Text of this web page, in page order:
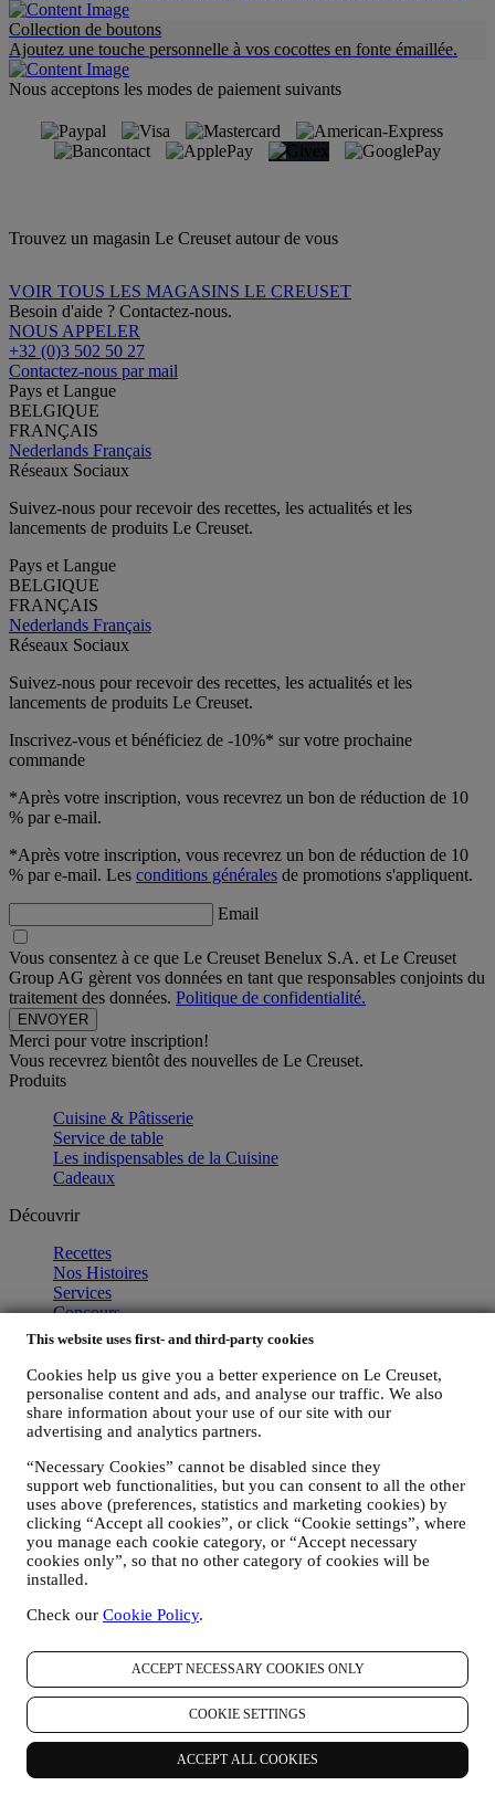
This website uses first- and third-party cookies
Cookies help us give you a better experience on Le Creuset,
personalise content and ads, and analyse our traffic. We also
share information about your use of our site with our
advertising and analytics partners.
“Necessary Cookies” cannot be disabled since they
support web functionalities, but you can consent to all the other
uses above (preferences, statistics and marketing cookies) by
clicking “Accept all cookies”, or click “Cookie settings”, where
you manage each cookie category, or “Accept necessary
cookies only”, so that no other category of cookies will be
installed.
Check our Cookie Policy.
ACCEPT NECESSARY COOKIES ONLY
COOKIE SETTINGS
ACCEPT ALL COOKIES
Collection de boutons
Ajoutez une touche personnelle à vos cocottes en fonte émaillée.
Nous acceptons les modes de paiement suivants
Trouvez un magasin Le Creuset autour de vous
VOIR TOUS LES MAGASINS LE CREUSET
Besoin d'aide ? Contactez-nous.
NOUS APPELER
+32 (0)3 502 50 27
Contactez-nous par mail
Pays et Langue
BELGIQUE
FRANÇAIS
Nederlands Français
Réseaux Sociaux
Suivez-nous pour recevoir des recettes, les actualités et les
lancements de produits Le Creuset.
Pays et Langue
BELGIQUE
FRANÇAIS
Nederlands Français
Réseaux Sociaux
Suivez-nous pour recevoir des recettes, les actualités et les
lancements de produits Le Creuset.
Inscrivez-vous et bénéficiez de -10%* sur votre prochaine
commande
*Après votre inscription, vous recevrez un bon de réduction de 10
% par e-mail.
*Après votre inscription, vous recevrez un bon de réduction de 10
% par e-mail. Les conditions générales de promotions s'appliquent.
Email
Vous consentez à ce que Le Creuset Benelux S.A. et Le Creuset
Group AG gèrent vos données en tant que responsables conjoints du
traitement des données. Politique de confidentialité.
Merci pour votre inscription!
Vous recevrez bientôt des nouvelles de Le Creuset.
Produits
Cuisine & Pâtisserie
Service de table
Les indispensables de la Cuisine
Cadeaux
Découvrir
Recettes
Nos Histoires
Services
Concours
Carte Cadeau
À propos de Le Creuset
Notre Héritage
Notre Savoir-faire
Carrières
Assistance
Entretien et Utilisation
Garantie
FAQs
Nous contacter
Légal
Conditions générales
Conditions Générales de Vente et d'Utilisation des Cartes
Politique de confidentialité